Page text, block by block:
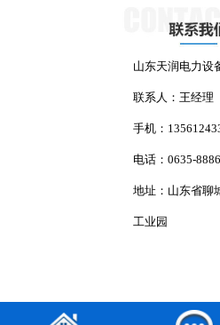
山东天润电力设
联系人：王经理
手机：
电话：0635-
地址：山东省聊
工业园